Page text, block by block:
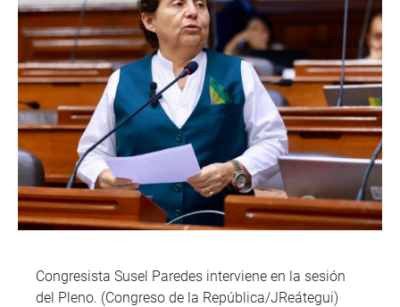
Congresista Susel Paredes interviene en la sesión
del Pleno. (Congreso de la República/JReátegui)